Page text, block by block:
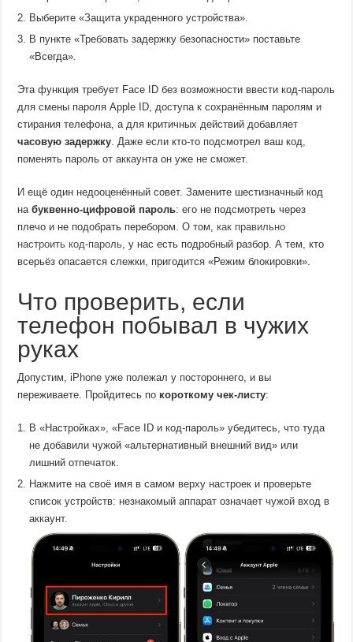
Выберите «Защита украденного устройства».
В пункте «Требовать задержку безопасности» поставьте
«Всегда».
Эта функция требует Face ID без возможности ввести код-пароль
для смены пароля Apple ID, доступа к сохранённым паролям и
стирания телефона, а для критичных действий добавляет
часовую задержку. Даже если кто-то подсмотрел ваш код,
поменять пароль от аккаунта он уже не сможет.
И ещё один недооценённый совет. Замените шестизначный код
набуквенно-цифровой пароль: его не подсмотреть через
плечо и не подобрать перебором. О том,как правильно
настроить код-пароль, у нас есть подробный разбор. А тем, кто
всерьёз опасается слежки, пригодится «Режим блокировки».
Что проверить, если
телефон побывал в чужих
руках
Допустим, iPhone уже полежал у постороннего, и вы
переживаете. Пройдитесь по короткому чек-листу:
В «Настройках», «Face ID и код-пароль» убедитесь, что туда
не добавили чужой «альтернативный внешний вид» или
лишний отпечаток.
Нажмите на своё имя в самом верху настроек и проверьте
список устройств: незнакомый аппарат означает чужой вход в
аккаунт.